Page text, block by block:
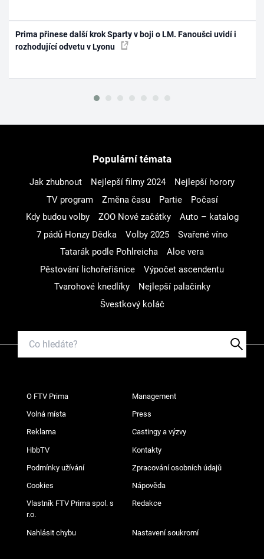
Prima přinese další krok Sparty v boji o LM. Fanoušci uvidí i
rozhodující odvetu v Lyonu
Populární témata
Jak zhubnout Nejlepší filmy 2024
Nejlepší horory
TV program
Změna času Partie
Počasí
Kdy budou volby
ZOO Nové začátky
Auto – katalog
7 pádů Honzy Dědka
Volby 2025
Svařené víno
Tatarák podle Pohlreicha
Aloe vera
Pěstování lichořeřišnice
Výpočet ascendentu
Tvarohové knedlíky
Nejlepší palačinky
Švestkový koláč
O FTV Prima Management
Volná místa Press
Reklama Castingy a výzvy
HbbTV Kontakty
Podmínky užívání Zpracování osobních údajů
Cookies Nápověda
Vlastník FTV Prima spol. s
r.o.
Redakce
Nahlásit chybu Nastavení soukromí